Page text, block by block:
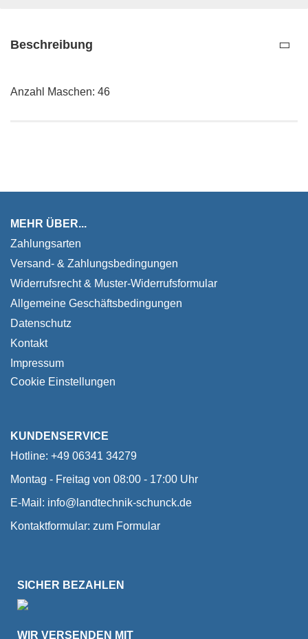
Beschreibung
Anzahl Maschen: 46
MEHR ÜBER...
Zahlungsarten
Versand- & Zahlungsbedingungen
Widerrufsrecht & Muster-Widerrufsformular
Allgemeine Geschäftsbedingungen
Datenschutz
Kontakt
Impressum
Cookie Einstellungen
KUNDENSERVICE
Hotline: +49 06341 34279
Montag - Freitag von 08:00 - 17:00 Uhr
E-Mail: info@landtechnik-schunck.de
Kontaktformular: zum Formular
SICHER BEZAHLEN
WIR VERSENDEN MIT